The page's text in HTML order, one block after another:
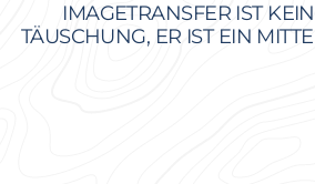
IMAGETRANSFER IST
TÄUSCHUNG, ER IST EIN